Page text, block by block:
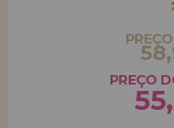
PREÇO